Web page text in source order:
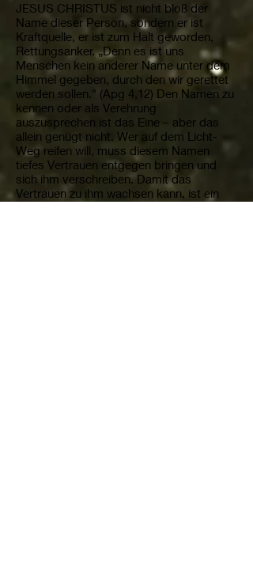
JESUS CHRISTUS ist nicht bloß der
Name dieser Person, sondern er ist
Kraftquelle, er ist zum Halt geworden,
Rettungsanker. „Denn es ist uns
Menschen kein anderer Name unter dem
Himmel gegeben, durch den wir gerettet
werden sollen." (Apg 4,12) Den Namen zu
kennen oder als Verehrung
auszusprechen ist das Eine – aber das
allein genügt nicht. Wer auf dem Licht-
Weg reifen will, muss diesem Namen
tiefes Vertrauen entgegen bringen und
sich ihm verschreiben. Damit das
Vertrauen zu ihm wachsen kann, ist ein